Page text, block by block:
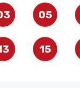
05
15